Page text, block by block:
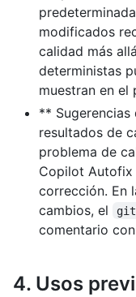
modificados
calidad más
deterministas
muestran en el
**
resultados de
problema de
Copilot Autofix
corrección. En
cambios, el
comentario
4. Usos